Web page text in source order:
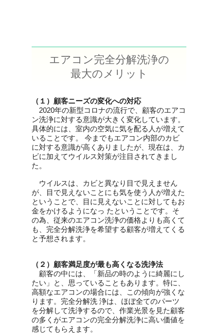
エアコン完全分解洗浄の
最大のメリット
（１）顧客ニーズの変化への対応
2020年の新型コロナの流行で、顧客のエアコ
ン洗浄に対する意識が大きく変化しています。
具体的には、室内の空気に気を配る人が増えて
いることです。 今までもエアコン内部のカビ
に対する意識が高くありましたが、現在は、カ
ビに加えてウイルス対策が注目されてきまし
た。
ウイルスは、カビと異なり目で見えません
が、目で見えないことにも気を使う人が増えた
ということで、目に見えないことに対してもお
金をかけるようになっ たということです。そ
の為、従来のエアコン洗浄の価格よりも高くて
も、完全分解洗浄を希望する顧客が増えてくる
と予想されます。
（２）顧客満足度が最も高くなる洗浄法
顧客の中には、「新品の時のように綺麗にし
たい」と、思っていることもあります。特に、
高額なエアコンの場合には、この傾向が強くな
ります。完全分解洗 浄は、ほぼ全てのパーツ
を分解して洗浄するので、作業光景を見た顧客
の多くがエアコンの完全分解洗浄に高い価値を
感じてもらえます。